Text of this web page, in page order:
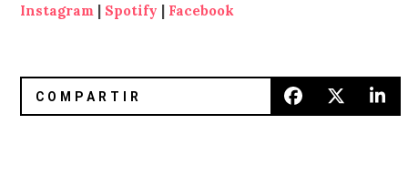
Instagram | Spotify | Facebook